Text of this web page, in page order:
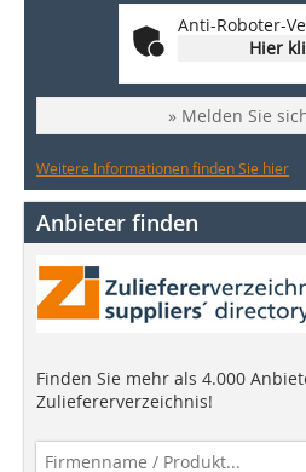
Anti-Roboter-
Hier
» Melden Sie
Weitere Informationen finden Sie hier
Anbieter finden
Finden Sie mehr als 4.000
Zuliefererverzeichnis!